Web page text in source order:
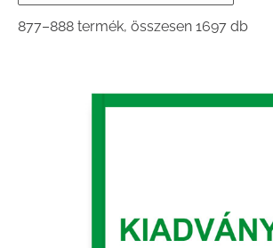
877–888 termék, összesen 1697 db